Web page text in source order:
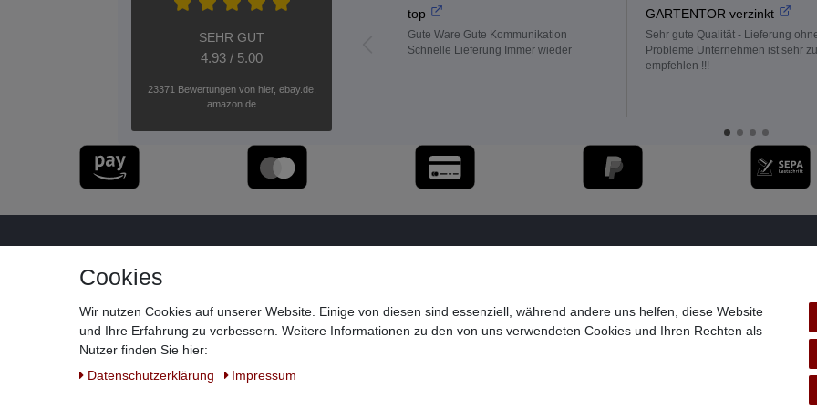
SEHR GUT
4.93 / 5.00
23371 Bewertungen von hier, ebay.de,
amazon.de
top
Gute Ware Gute Kommunikation
Schnelle Lieferung Immer wieder
GARTENTOR verzinkt
Sehr gute Qualität - Lieferung
Probleme Unternehmen ist sehr zu
empfehlen !!!
Cookies
Wir nutzen Cookies auf unserer Website. Einige von diesen sind essenziell, während andere uns helfen, diese Website
und Ihre Erfahrung zu verbessern. Weitere Informationen zu den von uns verwendeten Cookies und Ihren Rechten als
Nutzer finden Sie hier:
Daten­schutz­erklärung
Impressum